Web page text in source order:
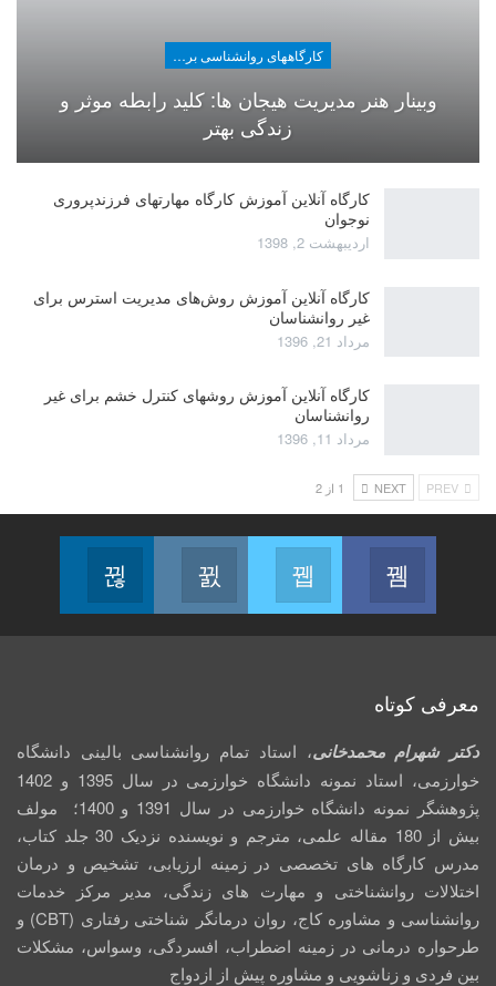
کارگاههای روانشناسی برای عموم
وبینار هنر مدیریت هیجان ها: کلید رابطه موثر و
زندگی بهتر
کارگاه آنلاین آموزش کارگاه مهارتهای فرزندپروری
نوجوان
اردیبهشت 2, 1398
کارگاه آنلاین آموزش روش‌های مدیریت استرس برای
غیر روانشناسان
مرداد 21, 1396
کارگاه آنلاین آموزش روشهای کنترل خشم برای غیر
روانشناسان
مرداد 11, 1396
NEXT 1 از 2
Facebook
Join us on Facebook
Twitter
Join us on Twitter
Instagram
Join us on Instagram
معرفی کوتاه
دکتر شهرام محمدخانی، استاد تمام روانشناسی بالینی دانشگاه
خوارزمی، استاد نمونه دانشگاه خوارزمی در سال 1395 و 1402
پژوهشگر نمونه دانشگاه خوارزمی در سال 1391 و 1400؛ مولف
بیش از 180 مقاله علمی، مترجم و نویسنده نزدیک 30 جلد کتاب،
مدرس کارگاه­ های تخصصی در زمینه ارزیابی، تشخیص و درمان
اختلالات روانشناختی و مهارت های زندگی، مدیر مرکز خدمات
روانشناسی و مشاوره کاج، روان­ درمانگر شناختی رفتاری (CBT) و
طرحواره درمانی در زمینه اضطراب، افسردگی، وسواس، مشکلات
بین فردی و زناشویی و مشاوره پیش از ازدواج